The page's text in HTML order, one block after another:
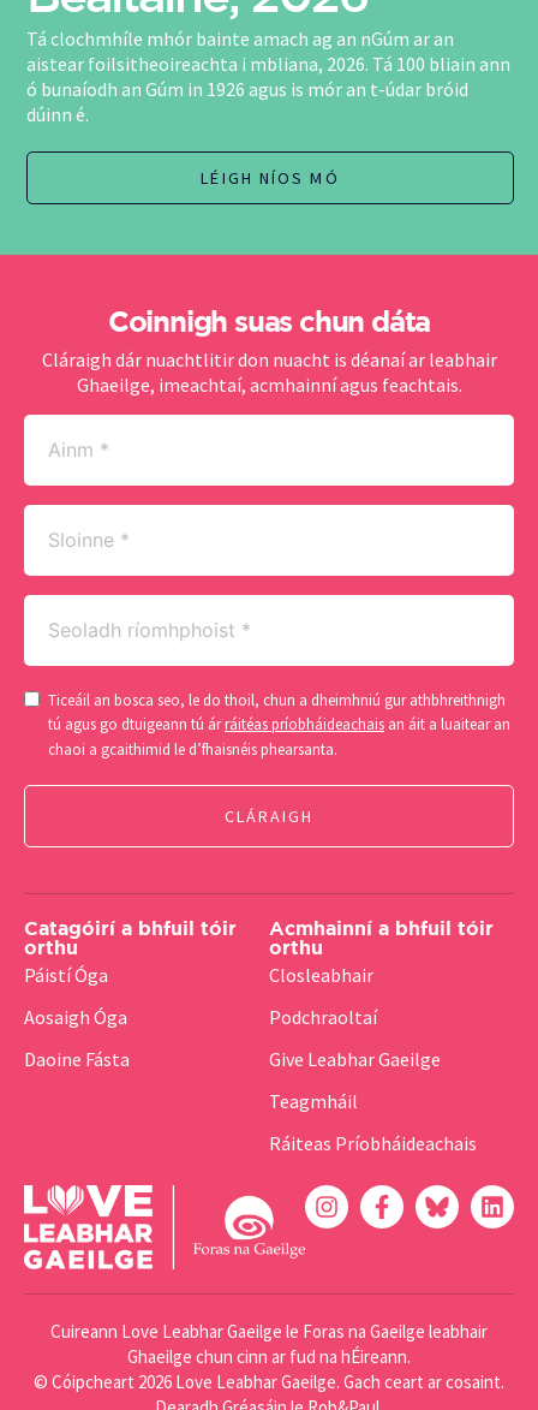
Tá clochmhíle mhór bainte amach ag an nGúm ar an
aistear foilsitheoireachta i mbliana, 2026. Tá 100 bliain ann
ó bunaíodh an Gúm in 1926 agus is mór an t-údar bróid
dúinn é.
LÉIGH NÍOS MÓ
Coinnigh suas chun dáta
Cláraigh dár nuachtlitir don nuacht is déanaí ar leabhair
Ghaeilge, imeachtaí, acmhainní agus feachtais.
Ainm
(Required)
Sloinne
(Required)
Seoladh
ríomhphoist
(Required)
Consent
(Required)
Ticeáil an bosca seo, le do thoil, chun a dheimhniú gur athbhreithnigh
tú agus go dtuigeann tú árráitéas príobháideachais an áit a luaitear an
chaoi a gcaithimid le d’fhaisnéis phearsanta.
Catagóirí a bhfuil tóir
orthu
Páistí Óga
Aosaigh Óga
Daoine Fásta
Acmhainní a bhfuil tóir
orthu
Closleabhair
Podchraoltaí
Give Leabhar Gaeilge
Teagmháil
Ráiteas Príobháideachais
Cuireann Love Leabhar Gaeilge le Foras na Gaeilge leabhair
Ghaeilge chun cinn ar fud na hÉireann.
© Cóipcheart 2026 Love Leabhar Gaeilge. Gach ceart ar cosaint.